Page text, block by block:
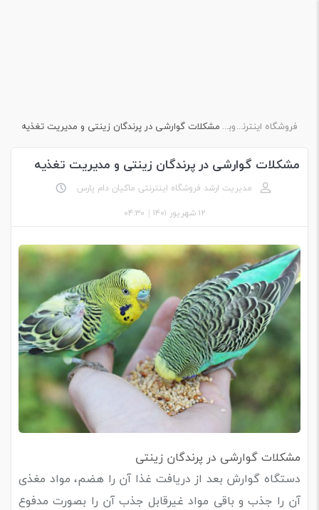
فروشگاه اینترنتی ماکیان دام پارس وبلاگ مشکلات گوارشی در پرندگان زینتی و مدیریت تغذیه
مشکلات گوارشی در پرندگان زینتی و مدیریت تغذیه
مدیریت ارشد فروشگاه اینترنتی ماکیان دام پارس
۱۲ شهریور ۱۴۰۱ ۰۴:۳۰
مشکلات گوارشی در پرندگان زینتی
دستگاه گوارش بعد از دریافت غذا آن را هضم، مواد مغذی
آن را جذب و باقی مواد غیرقابل جذب آن را بصورت مدفوع